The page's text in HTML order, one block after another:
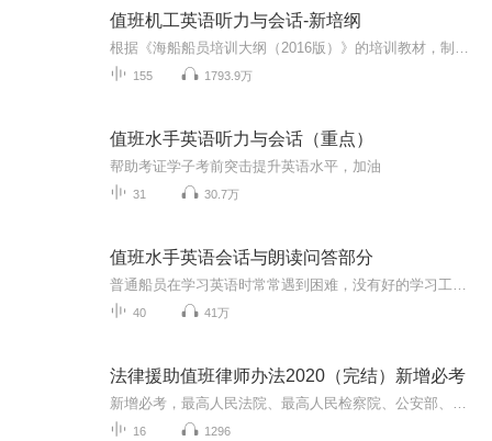
值班机工英语听力与会话-新培纲
155 1793.9万
值班水手英语听力与会话（重点）
帮助考证学子考前突击提升英语水平，加油
31 30.7万
值班水手英语会话与朗读问答部分
40 41万
法律援助值班律师办法2020（完结）新增必考
16 1296